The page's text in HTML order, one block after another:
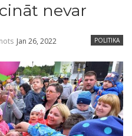
nevar
POLITIKA
Jan 26, 2022